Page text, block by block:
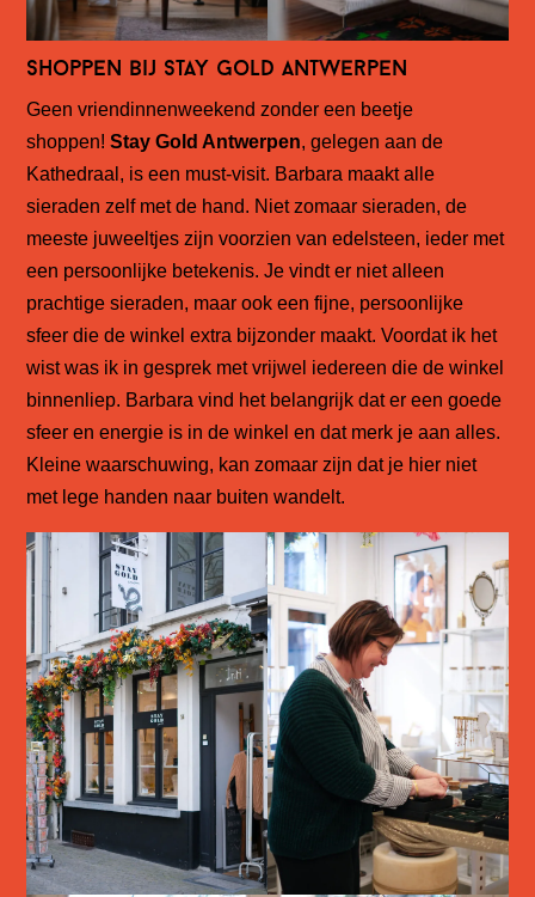
Shoppen bij Stay Gold Antwerpen
Geen vriendinnenweekend zonder een beetje
shoppen!Stay Gold Antwerpen, gelegen aan de
Kathedraal, is een must-visit. Barbara maakt alle
sieraden zelf met de hand. Niet zomaar sieraden, de
meeste juweeltjes zijn voorzien van edelsteen, ieder met
een persoonlijke betekenis. Je vindt er niet alleen
prachtige sieraden, maar ook een fijne, persoonlijke
sfeer die de winkel extra bijzonder maakt. Voordat ik het
wist was ik in gesprek met vrijwel iedereen die de winkel
binnenliep. Barbara vind het belangrijk dat er een goede
sfeer en energie is in de winkel en dat merk je aan alles.
Kleine waarschuwing, kan zomaar zijn dat je hier niet
met lege handen naar buiten wandelt.